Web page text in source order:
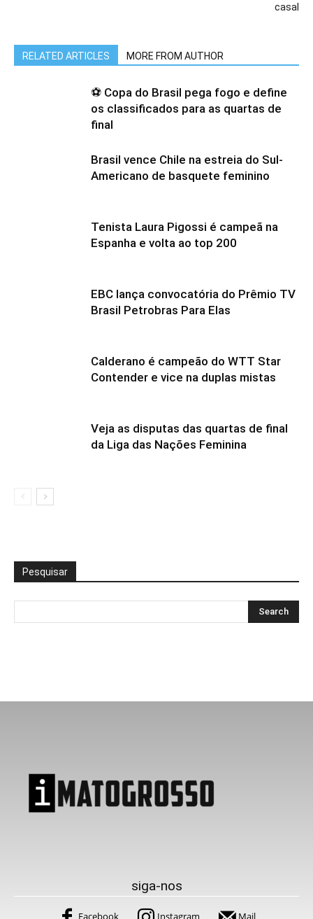
casal
RELATED ARTICLES MORE FROM AUTHOR
⚽ Copa do Brasil pega fogo e define
os classificados para as quartas de
final
Brasil vence Chile na estreia do Sul-
Americano de basquete feminino
Tenista Laura Pigossi é campeã na
Espanha e volta ao top 200
EBC lança convocatória do Prêmio TV
Brasil Petrobras Para Elas
Calderano é campeão do WTT Star
Contender e vice na duplas mistas
Veja as disputas das quartas de final
da Liga das Nações Feminina
Pesquisar
siga-nos
Facebook Instagram Mail